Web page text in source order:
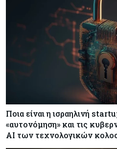
Ποια είναι η ισραηλινή
«αυτονόμηση» και τις
ΑΙ των τεχνολογικών